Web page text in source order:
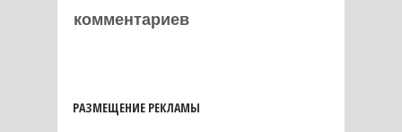
комментариев
РАЗМЕЩЕНИЕ РЕКЛАМЫ